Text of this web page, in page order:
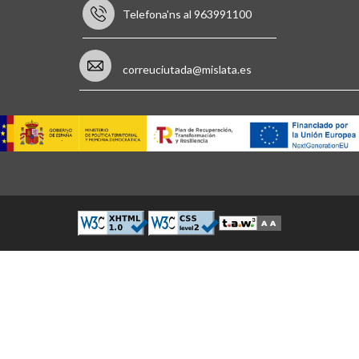
Telefona'ns al 963991100
correuciutada@mislata.es